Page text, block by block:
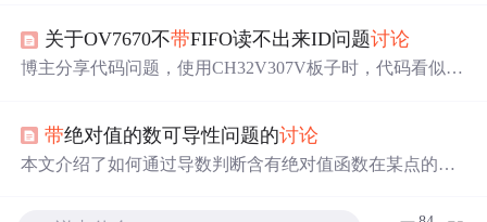
学习的影响、常见问题解决办法及提升策略，借助多款游
戏和应用工具给出具体建议。
关于OV7670不带FIFO读不出来ID问题讨论
博主分享代码问题，使用CH32V307V板子时，代码看似无
带绝对值的数可导性问题的讨论
本文介绍了如何通过导数判断含有绝对值函数在某点的可